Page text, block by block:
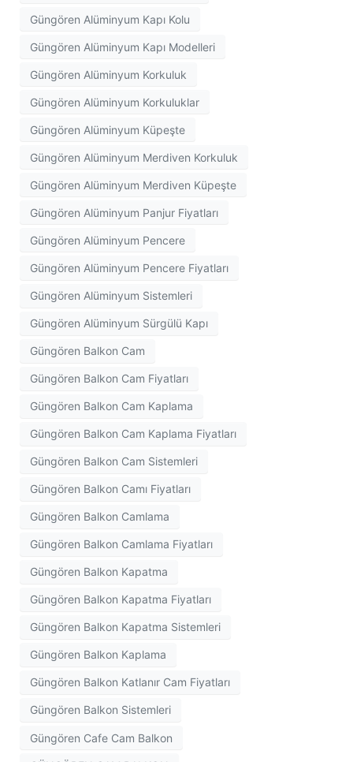
Güngören Alüminyum Kapı Kolu
Güngören Alüminyum Kapı Modelleri
Güngören Alüminyum Korkuluk
Güngören Alüminyum Korkuluklar
Güngören Alüminyum Küpeşte
Güngören Alüminyum Merdiven Korkuluk
Güngören Alüminyum Merdiven Küpeşte
Güngören Alüminyum Panjur Fiyatları
Güngören Alüminyum Pencere
Güngören Alüminyum Pencere Fiyatları
Güngören Alüminyum Sistemleri
Güngören Alüminyum Sürgülü Kapı
Güngören Balkon Cam
Güngören Balkon Cam Fiyatları
Güngören Balkon Cam Kaplama
Güngören Balkon Cam Kaplama Fiyatları
Güngören Balkon Cam Sistemleri
Güngören Balkon Camı Fiyatları
Güngören Balkon Camlama
Güngören Balkon Camlama Fiyatları
Güngören Balkon Kapatma
Güngören Balkon Kapatma Fiyatları
Güngören Balkon Kapatma Sistemleri
Güngören Balkon Kaplama
Güngören Balkon Katlanır Cam Fiyatları
Güngören Balkon Sistemleri
Güngören Cafe Cam Balkon